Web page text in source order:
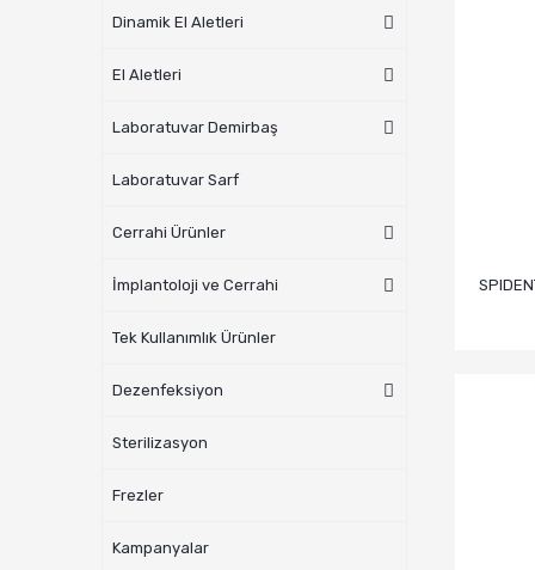
Dinamik El Aletleri
El Aletleri
Laboratuvar Demirbaş
Laboratuvar Sarf
Cerrahi Ürünler
İmplantoloji ve Cerrahi
Tek Kullanımlık Ürünler
Dezenfeksiyon
Sterilizasyon
Frezler
Kampanyalar